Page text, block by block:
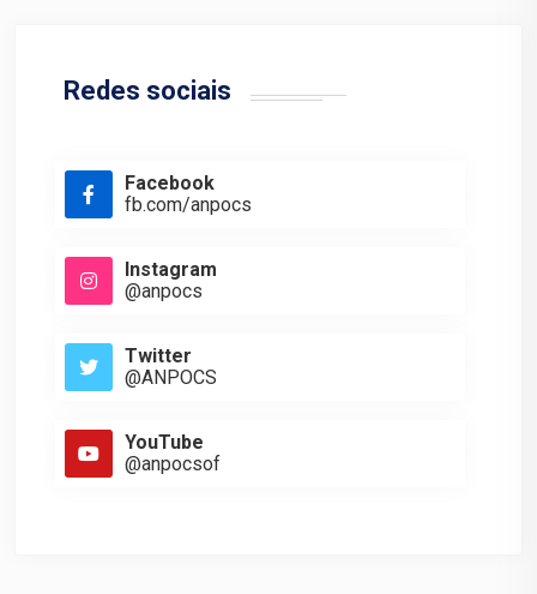
Redes sociais
Facebook
fb.com/anpocs
Instagram
@anpocs
Twitter
@ANPOCS
YouTube
@anpocsof